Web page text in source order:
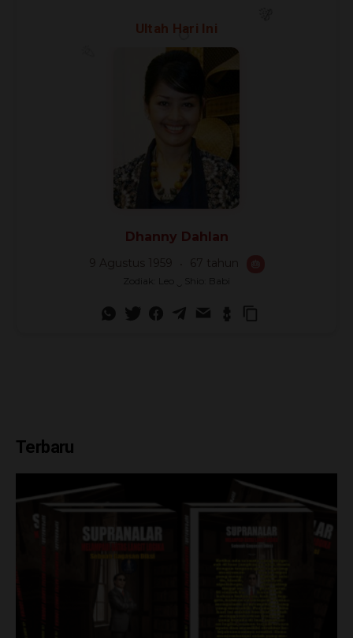
Ultah Hari Ini
Dhanny Dahlan
9 Agustus 1959 67 tahun
Zodiak: Leo ‿ Shio: Babi
Terbaru